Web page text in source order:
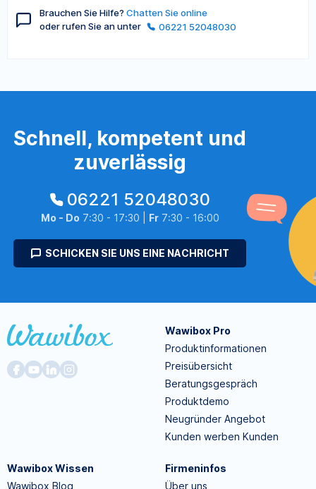
Brauchen Sie Hilfe? Chatten Sie online
oder rufen Sie an unter
06221 52048030
Schnell, kompetent und
zuverlässig
06221 52048030
Mo - Do 7:30 - 17:30 | Fr7:30 - 16:00
SCHICKEN SIE UNS EINE NACHRICHT
Wawibox Pro
Produktinformationen
Preisübersicht
Beratungsgespräch
Produktdemo
Neugründer Angebot
Kunden werben Kunden
Wawibox Wissen
Wawibox Blog
Firmeninfos
Über uns